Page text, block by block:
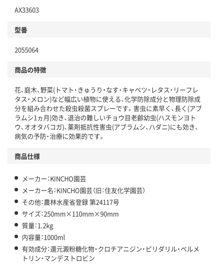
AX33603
型番
2055064
商品の特徴
花、庭木、野菜(トマト・きゅうり・なす・キャベツ・レタス・リーフレ
タス・メロン)など幅広い植物に使える、化学防除成分と物理防除成
分を組み合わせた殺虫殺菌スプレーです。害虫に素早く、長く(アブ
ラムシ1ヵ月)効き、退治の難しいチョウ目老齢幼虫(ハスモンヨト
ウ、オオタバコガ)、薬剤抵抗性害虫(アブラムシ、ハダニ)にも効き、
病気の予防・治療に効果的です。
商品仕様
メーカー：KINCHO園芸
メーカー名：KINCHO園芸（旧：住友化学園芸）
その他：農林水産省登録 第24117号
サイズ：250mm×110mm×90mm
質量：1.2kg
内容量：1000ml
有効成分：還元澱粉糖化物・クロチアニジン・ピリダリル・ペルメ
トリン・マンデストロビン